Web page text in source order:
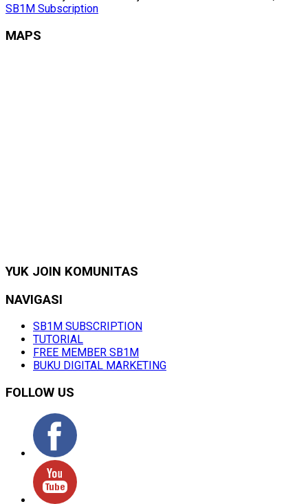
SB1M Subscription
MAPS
YUK JOIN KOMUNITAS
NAVIGASI
SB1M SUBSCRIPTION
TUTORIAL
FREE MEMBER SB1M
BUKU DIGITAL MARKETING
FOLLOW US